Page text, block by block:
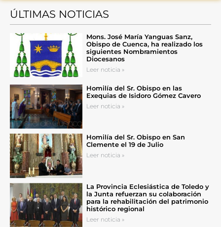
ÚLTIMAS NOTICIAS
Mons. José María Yanguas Sanz,
Obispo de Cuenca, ha realizado los
siguientes Nombramientos
Diocesanos
Leer noticia »
Homilía del Sr. Obispo en las
Exequias de Isidoro Gómez Cavero
Leer noticia »
Homilía del Sr. Obispo en San
Clemente el 19 de Julio
Leer noticia »
La Provincia Eclesiástica de Toledo y
la Junta refuerzan su colaboración
para la rehabilitación del patrimonio
histórico regional
Leer noticia »